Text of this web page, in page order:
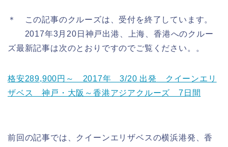
＊ この記事のクルーズは、受付を終了しています。
2017年3月20日神戸出港、上海、香港へのクルー
ズ最新記事は次のとおりですのでご覧ください。。
格安289,900円～ 2017年 3/20 出発 クイーンエリ
ザベス 神戸・大阪～香港アジアクルーズ 7日間
前回の記事では、クイーンエリザベスの横浜港発、香